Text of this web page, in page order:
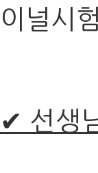
이널시
✔ 선생